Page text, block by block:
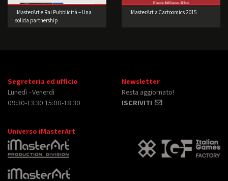
iMasterArt e Rai Pubblicità – Una
solida partnership
iMasterArt a Cartoomics 2015
Segreteria ed ufficio
Lunedì - Venerdì
09:30-13:30 15:00-18:30
Newsletter
Resta aggiornato!
ISCRIVITI
Universo iMasterArt